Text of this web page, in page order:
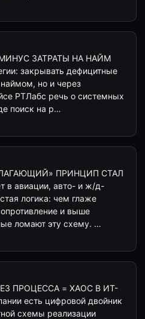
ЗАТРАТЫ НА НАЙМ
закрывать дефицитные
но и через
РТЛабс речь о системных
поиск на р…
ПРИНЦИП СТАЛ
в авиации, авто- и ж/д-
логика: чем глаже
и выше
ломают эту схему. …
ПРОЦЕССА = ХАОС В ИТ-
есть цифровой двойник
схемы реализации